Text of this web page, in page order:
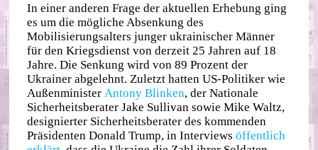
In einer anderen Frage der aktuellen Erhebung ging
es um die mögliche Absenkung des
Mobilisierungsalters junger ukrainischer Männer
für den Kriegsdienst von derzeit 25 Jahren auf 18
Jahre. Die Senkung wird von 89 Prozent der
Ukrainer abgelehnt. Zuletzt hatten US-Politiker wie
Außenminister Antony Blinken, der Nationale
Sicherheitsberater Jake Sullivan sowie Mike Waltz,
designierter Sicherheitsberater des kommenden
Präsidenten Donald Trump, in Interviewsöffentlich